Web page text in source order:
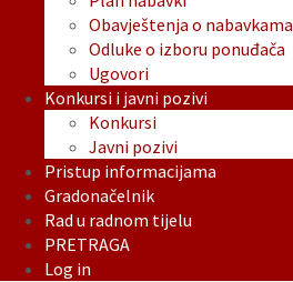
Obavještenja o nabavkama
Odluke o izboru ponuđača
Ugovori
Konkursi i javni pozivi
Konkursi
Javni pozivi
Pristup informacijama
Gradonačelnik
Rad u radnom tijelu
PRETRAGA
Log in